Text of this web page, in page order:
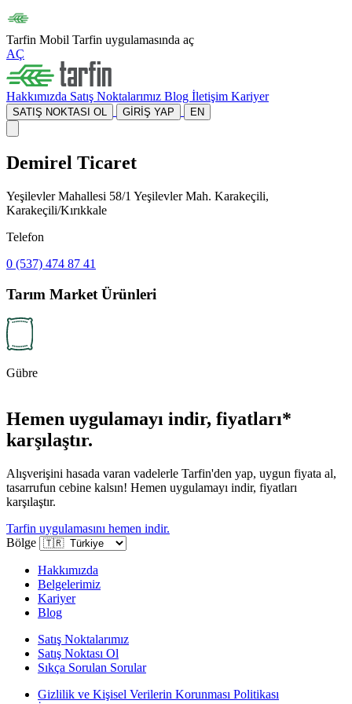
Tarfin Mobil Tarfin uygulamasında aç
AÇ
Hakkımızda Satış Noktalarımız Blog İletişim Kariyer
SATIŞ NOKTASI OL GİRİŞ YAP EN
Demirel Ticaret
Yeşilevler Mahallesi 58/1 Yeşilevler Mah. Karakeçili,
Karakeçili/Kırıkkale
Telefon
0 (537) 474 87 41
Tarım Market Ürünleri
Gübre
Hemen uygulamayı indir, fiyatları*
karşılaştır.
Alışverişini hasada varan vadelerle Tarfin'den yap, uygun fiyata al,
tasarrufun cebine kalsın! Hemen uygulamayı indir, fiyatları
karşılaştır.
Tarfin uygulamasını hemen indir.
Bölge
Hakkımızda
Belgelerimiz
Kariyer
Blog
Satış Noktalarımız
Satış Noktası Ol
Sıkça Sorulan Sorular
Gizlilik ve Kişisel Verilerin Korunması Politikası